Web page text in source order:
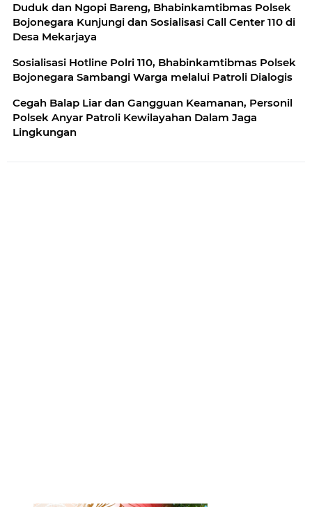
Duduk dan Ngopi Bareng, Bhabinkamtibmas Polsek
Bojonegara Kunjungi dan Sosialisasi Call Center 110 di
Desa Mekarjaya
Sosialisasi Hotline Polri 110, Bhabinkamtibmas Polsek
Bojonegara Sambangi Warga melalui Patroli Dialogis
Cegah Balap Liar dan Gangguan Keamanan, Personil
Polsek Anyar Patroli Kewilayahan Dalam Jaga
Lingkungan